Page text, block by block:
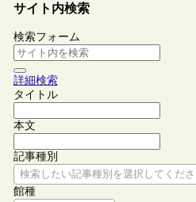
サイト内検索
検索フォーム
詳細検索
タイトル
本文
記事種別
検索したい記事種別を選択してくだ
館種